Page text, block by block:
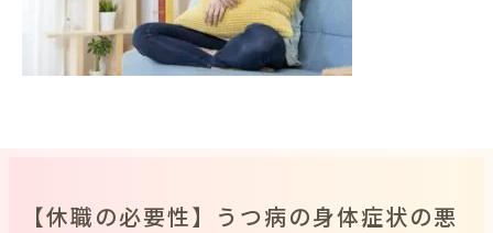
【休職の必要性】うつ病の身体症状の悪